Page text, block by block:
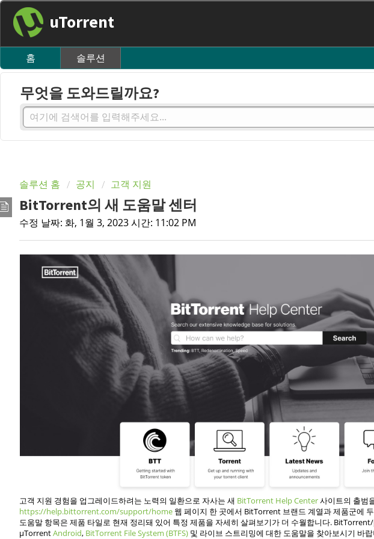
uTorrent
홈 솔루션
무엇을 도와드릴까요?
솔루션 홈 공지 고객 지원
BitTorrent의 새 도움말 센터
수정 날짜: 화, 1월 3, 2023 시간: 11:02 PM
고객 지원 경험을 업그레이드하려는 노력의 일환으로 자사는 새 BitTorrent Help Center사이트의 출범
https://help.bittorrent.com/support/home 웹 페이지 한 곳에서 BitTorrent 브랜드 계열과 제품군에
도움말 항목은 제품 타일로 현재 정리돼 있어 특정 제품을 자세히 살펴보기가 더 수월합니다.
µTorrentAndroid, BitTorrent File System (BTFS) 및 라이브 스트리밍에 대한 도움말을 찾아보시기 바